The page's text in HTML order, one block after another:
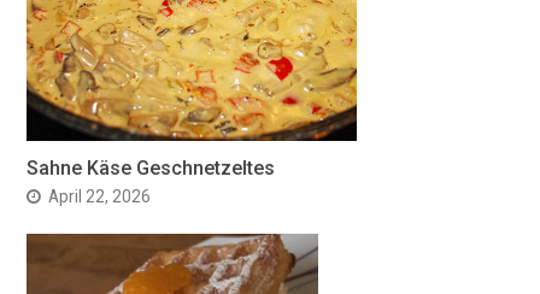
Sahne Käse Geschnetzeltes
April 22, 2026